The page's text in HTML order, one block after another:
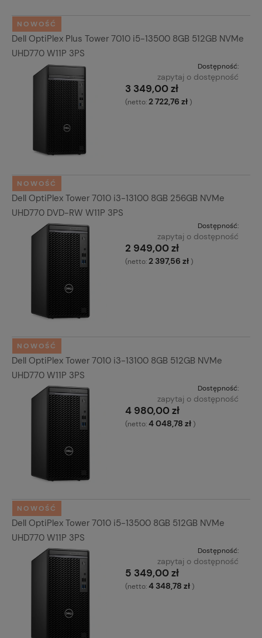
Dell OptiPlex Plus Tower 7010 i5-13500 8GB 512GB NVMe
UHD770 W11P 3PS
Dostępność:
zapytaj o dostępność
3 349,00 zł
(netto:2 722,76 zł)
NOWOŚĆ
Dell OptiPlex Tower 7010 i3-13100 8GB 256GB NVMe
UHD770 DVD-RW W11P 3PS
Dostępność:
zapytaj o dostępność
2 949,00 zł
(netto:2 397,56 zł)
NOWOŚĆ
Dell OptiPlex Tower 7010 i3-13100 8GB 512GB NVMe
UHD770 W11P 3PS
Dostępność:
zapytaj o dostępność
4 980,00 zł
(netto:4 048,78 zł)
NOWOŚĆ
Dell OptiPlex Tower 7010 i5-13500 8GB 512GB NVMe
UHD770 W11P 3PS
Dostępność:
zapytaj o dostępność
5 349,00 zł
(netto:4 348,78 zł)
NOWOŚĆ